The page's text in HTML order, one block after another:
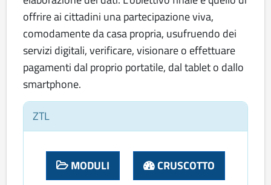
offrire ai cittadini una partecipazione viva,
comodamente da casa propria, usufruendo dei
servizi digitali, verificare, visionare o effettuare
pagamenti dal proprio portatile, dal tablet o dallo
smartphone.
ZTL
MODULI CRUSCOTTO